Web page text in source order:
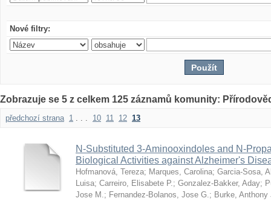
Nové filtry:
Zobrazuje se 5 z celkem 125 záznamů komunity:
předchozí strana 1 . . . 10 11 12 13
N-Substituted 3-Aminooxindoles and N-
Biological Activities against Alzheimer's
Hofmanová, Tereza; Marques, Carolina; Garcia-Sosa,
Luisa; Carreiro, Elisabete P.; Gonzalez-Bakker, Aday;
Jose M.; Fernandez-Bolanos, Jose G.; Burke, Anthony